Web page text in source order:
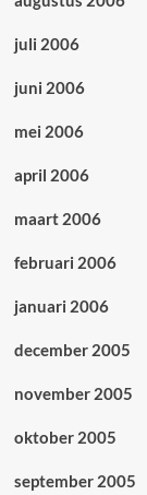
juli 2006
juni 2006
mei 2006
april 2006
maart 2006
februari 2006
januari 2006
december 2005
november 2005
oktober 2005
september 2005